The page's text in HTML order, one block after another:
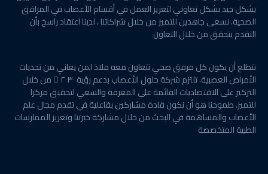
بشكل جيد بشكل تعاوني لتعزيز العمل في أقسام الأعصاب في المرافق
الصحية. نسعى جاهدين للتميز من خلال شراكاتنا ، لدينا اعتقاد راسخ بأن
التقدم يتحقق من خلال التعاون
نتطلع أن يكون كل مرفق صحي نتعاون معه ملاذ لمن يعاني من تحديات
الأمراض العصبية. تلتزم شركة حلول الأعصاب بدعم رؤية ٢٠٣٠ ً من خلال
التركيز على الاقتصاديات القائمة على المعرفة والسعي لتحقيق مركزا
للتميز. طموحنا هو أن نكون قادة مشاركين بفاعلية في تقدم مجال علم
الأعصاب والمساهمة في البحث من خلال مشاركة خبرتنا وتعزيز الممارسات
الطبية المتخصصة